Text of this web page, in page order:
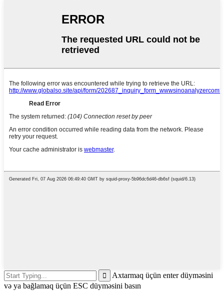
Axtarmaq üçün enter düyməsini
və ya bağlamaq üçün ESC düyməsini basın